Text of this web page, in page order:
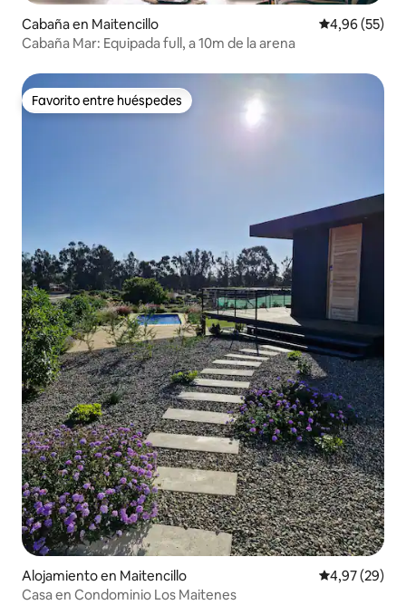
Cabaña en Maitencillo Calificación
4,96 (55)
Cabaña Mar: Equipada full, a 10m de la arena
Favorito entre huéspedes
Favorito entre huéspedes
Alojamiento en Maitencillo Calificación
4,97 (29)
Casa en Condominio Los Maitenes